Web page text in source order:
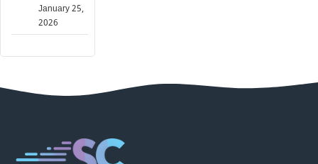
January 25,
2026